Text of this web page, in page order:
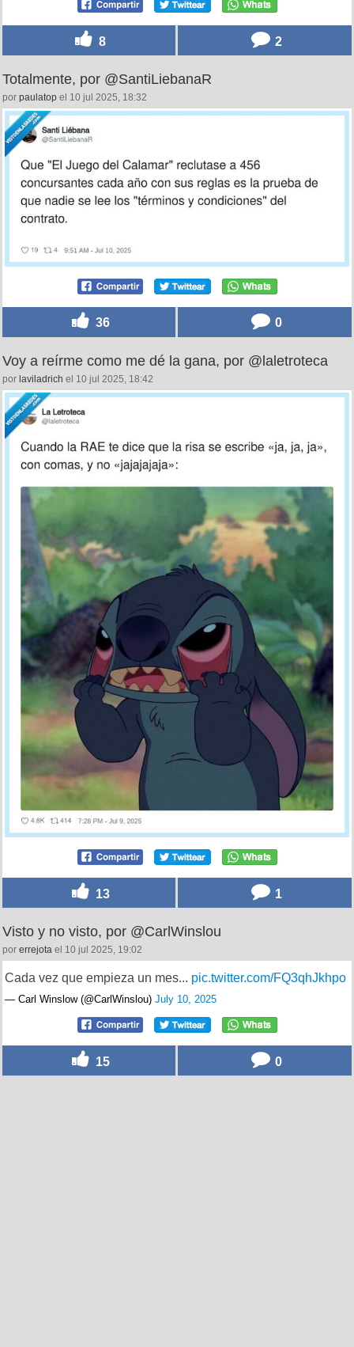
8 2
Totalmente, por @SantiLiebanaR
por paulatop el 10 jul 2025, 18:32
36 0
Voy a reírme como me dé la gana, por @laletroteca
por laviladrich el 10 jul 2025, 18:42
13 1
Visto y no visto, por @CarlWinslou
por errejota el 10 jul 2025, 19:02
Cada vez que empieza un mes... pic.twitter.com/FQ3qhJkhpo
— Carl Winslow (@CarlWinslou) July 10, 2025
15 0